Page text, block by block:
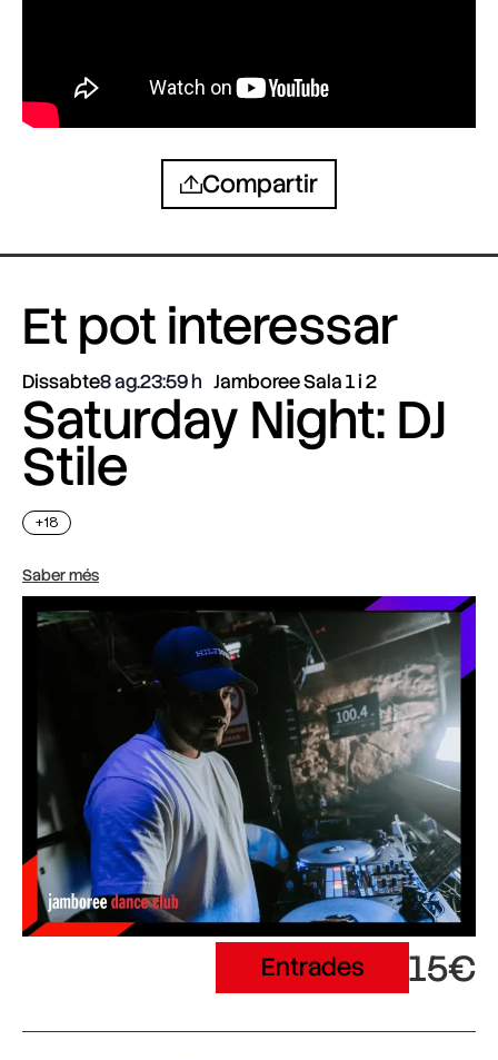
Compartir
Et pot interessar
Dissabte8 ag.23:59 Jamboree Sala 1 i 2
Saturday Night: DJ
Stile
+18
Saber més
Entrades 15€